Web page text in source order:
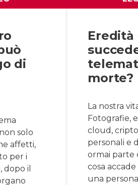
di
solo
affetti,
per i
dopo il
Eredità
morte?
La nostra
Fotografie,
cloud,
personali e
ormai parte
cosa
una